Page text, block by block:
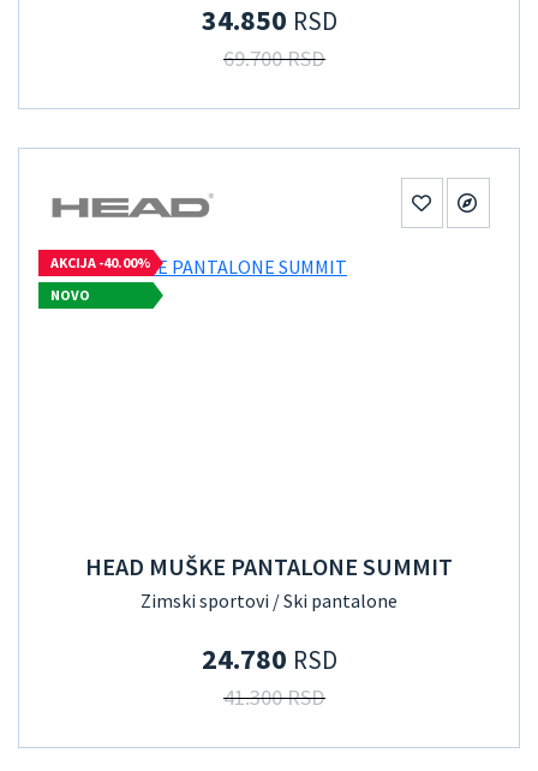
34.850 RSD
69.700 RSD
AKCIJA -40.00%
NOVO
HEAD MUŠKE PANTALONE SUMMIT
Zimski sportovi / Ski pantalone
24.780 RSD
41.300 RSD